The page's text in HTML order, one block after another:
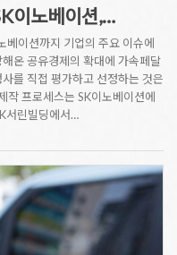
이노베이션,…
베이션까지 기업의 주요 이슈에
온 공유경제의 확대에 가속페달
를 직접 평가하고 선정하는 것은
작 프로세스는 SK이노베이션에
서린빌딩에서…